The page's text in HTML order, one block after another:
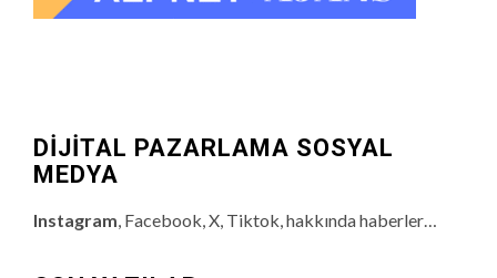
DİJİTAL PAZARLAMA SOSYAL
MEDYA
Instagram , Facebook, X, Tiktok, hakkında haberler…